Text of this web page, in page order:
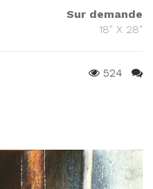
Sur demande
18" X 28"
524